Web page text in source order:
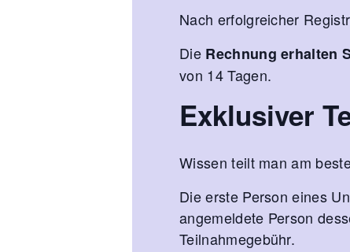
Nach erfolgreicher
Die Rechnung erhalten
von 14 Tagen.
Exklusiver
Wissen teilt man am
Die erste Person eines
angemeldete Person
Teilnahmegebühr.